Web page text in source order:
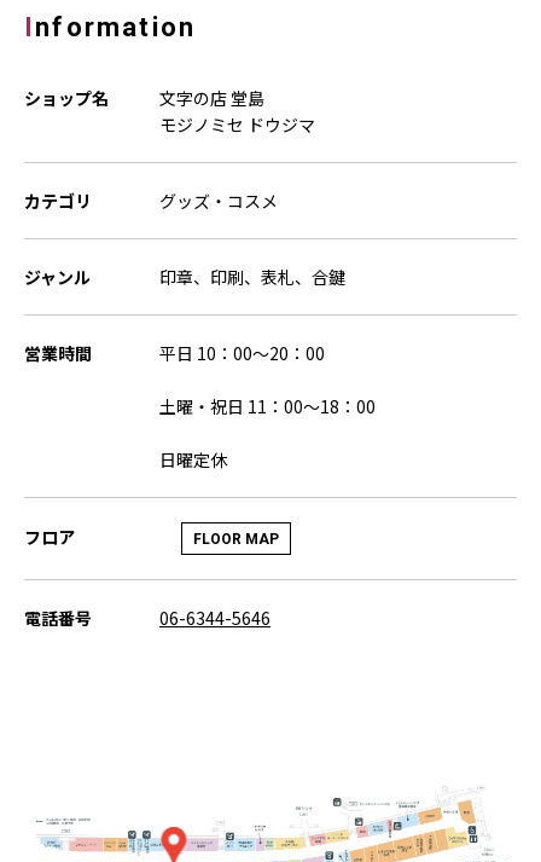
Information
ショップ名
文字の店 堂島
モジノミセ ドウジマ
カテゴリ グッズ・コスメ
ジャンル 印章、印刷、表札、合鍵
営業時間 平日 10：00～20：00
土曜・祝日 11：00～18：00
日曜定休
フロア FLOOR MAP
電話番号 06-6344-5646